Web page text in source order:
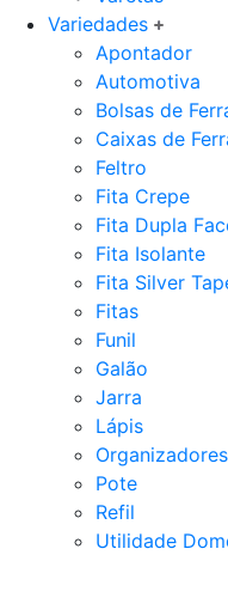
Variedades
Apontador
Automotiva
Bolsas de
Caixas de
Feltro
Fita Crepe
Fita Dupla
Fita Isolante
Fita Silver
Fitas
Funil
Galão
Jarra
Lápis
Organizadores
Pote
Refil
Utilidade